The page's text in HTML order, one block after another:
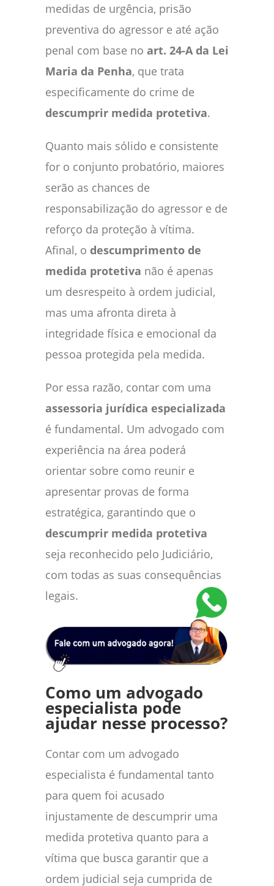
medidas de urgência, prisão
preventiva do agressor e até ação
penal com base no art. 24-A da Lei
Maria da Penha, que trata
especificamente do crime de
descumprir medida protetiva.
Quanto mais sólido e consistente
for o conjunto probatório, maiores
serão as chances de
responsabilização do agressor e de
reforço da proteção à vítima.
Afinal, o descumprimento de
medida protetiva não é apenas
um desrespeito à ordem judicial,
mas uma afronta direta à
integridade física e emocional da
pessoa protegida pela medida.
Por essa razão, contar com uma
assessoria jurídica especializada
é fundamental. Um advogado com
experiência na área poderá
orientar sobre como reunir e
apresentar provas de forma
estratégica, garantindo que o
descumprir medida protetiva
seja reconhecido pelo Judiciário,
com todas as suas consequências
legais.
Como um advogado
especialista pode
ajudar nesse processo?
Contar com um advogado
especialista é fundamental tanto
para quem foi acusado
injustamente de descumprir uma
medida protetiva quanto para a
vítima que busca garantir que a
ordem judicial seja cumprida de